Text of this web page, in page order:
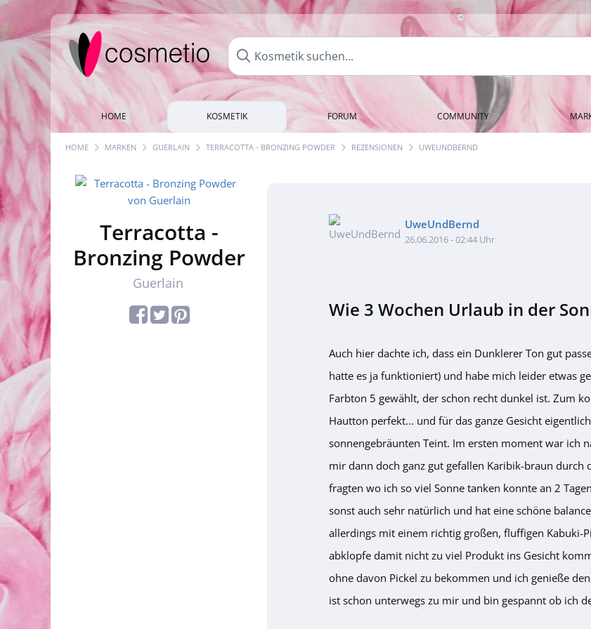
HOME KOSMETIK FORUM COMMUNITY
HOME MARKEN GUERLAIN TERRACOTTA - BRONZING POWDER REZENSIONEN UWEUNDBERND
Terracotta -
Bronzing Powder
Guerlain
UweUndBernd
26.06.2016 - 02:44 Uhr
Wie 3 Wochen Urlaub in der
Auch hier dachte ich, dass ein Dunklerer Ton gut
hatte es ja funktioniert) und habe mich leider etwas
Farbton 5 gewählt, der schon recht dunkel ist. Zum
Hautton perfekt... und für das ganze Gesicht
sonnengebräunten Teint. Im ersten moment war ich
mir dann doch ganz gut gefallen Karibik-braun durch
fragten wo ich so viel Sonne tanken konnte an 2
sonst auch sehr natürlich und hat eine schöne
allerdings mit einem richtig großen, fluffigen Kabuki-
abklopfe damit nicht zu viel Produkt ins Gesicht
ohne davon Pickel zu bekommen und ich genieße
ist schon unterwegs zu mir und bin gespannt ob ich